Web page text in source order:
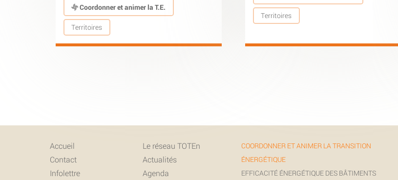
Coordonner et animer la T.E.
Territoires
Territoires
Accueil
Contact
Infolettre
Le réseau TOTEn
Actualités
Agenda
COORDONNER ET ANIMER LA TRANSITION
ÉNERGÉTIQUE
EFFICACITÉ ÉNERGÉTIQUE DES BÂTIMENTS